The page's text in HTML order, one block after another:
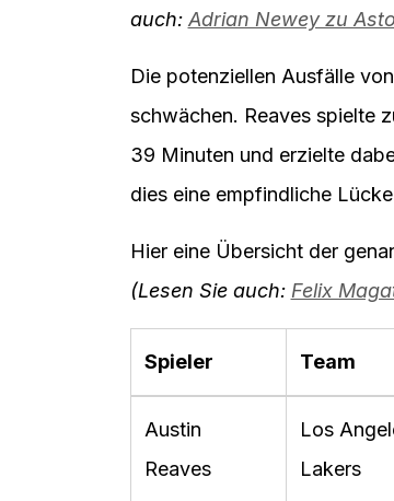
auch: Adrian Newey zu
Die potenziellen Ausfälle
schwächen. Reaves spielte
39 Minuten und erzielte
dies eine empfindliche
Hier eine Übersicht der
(Lesen Sie auch: Felix
Spieler Team
Austin
Reaves
Los
Lakers